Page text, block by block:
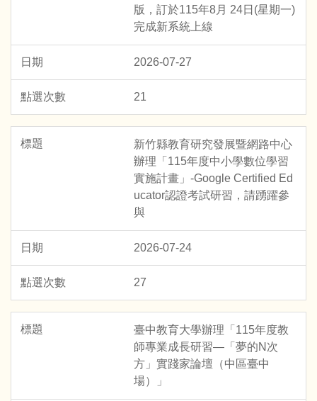
版，訂於115年8月 24日(星期一)
完成新系統上線
2026-07-27
21
新竹縣教育研究發展暨網路中心
辦理「115年度中小學數位學習
實施計畫」-Google Certified Ed
ucator認證考試研習，請踴躍參
與
2026-07-24
27
臺中教育大學辦理「115年度教
師專業成長研習—「夢的N次
方」實踐家論壇（中區臺中
場）」